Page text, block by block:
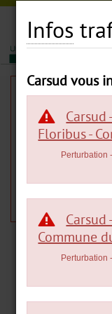
Carsud
Infos
Infos
Carsud vous
Floribus -
Perturbation
Commune
Perturbation